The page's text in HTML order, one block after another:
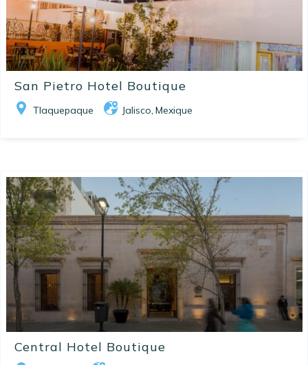
San Pietro Hotel Boutique
Tlaquepaque Jalisco, Mexique
Central Hotel Boutique